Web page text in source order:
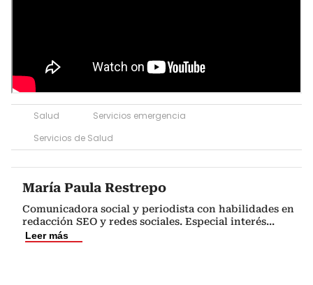
Salud
Servicios emergencia
Servicios de Salud
María Paula Restrepo
Comunicadora social y periodista con habilidades en
redacción SEO y redes sociales. Especial interés...
Leer más